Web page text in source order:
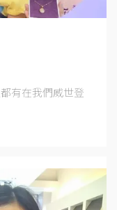
有在我們威世登